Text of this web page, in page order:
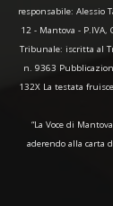
responsabile: Alessio
12 - Mantova -
Tribunale: iscritta al
n. 9363
132X La testata
“La Voce di
aderendo alla carta